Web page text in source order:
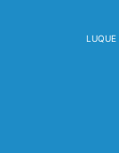
LUQUE